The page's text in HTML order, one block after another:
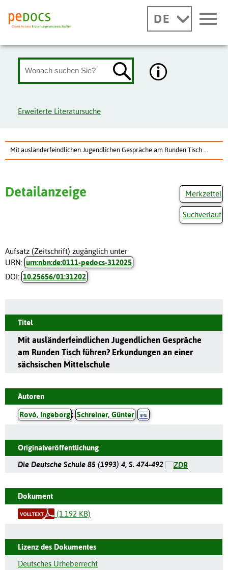
DE
Erweiterte Literatursuche
Mit ausländerfeindlichen Jugendlichen Gespräche am Runden Tisch ...
Merkzettel
Suchverlauf
Detailanzeige
Aufsatz (Zeitschrift) zugänglich unter
URN: urn:nbn:de:0111-pedocs-312025
DOI: 10.25656/01:31202
Titel
Mit ausländerfeindlichen Jugendlichen Gespräche
am Runden Tisch führen? Erkundungen an einer
sächsischen Mittelschule
Autoren
Rovó, Ingeborg; Schreiner, Günter
Originalveröffentlichung
Die Deutsche Schule 85 (1993) 4, S. 474-492
Dokument
(1.192 KB)
Lizenz des Dokumentes
Deutsches Urheberrecht